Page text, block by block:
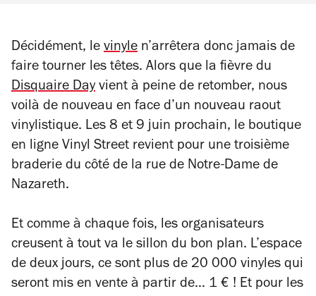
Décidément, le vinyle n’arrêtera donc jamais de
faire tourner les têtes. Alors que la fièvre du
Disquaire Dayvient à peine de retomber, nous
voilà de nouveau en face d’un nouveau raout
vinylistique. Les 8 et 9 juin prochain, le boutique
en ligne Vinyl Street revient pour une troisième
braderie du côté de la rue de Notre-Dame de
Nazareth.
Et comme à chaque fois, les organisateurs
creusent à tout va le sillon du bon plan. L’espace
de deux jours, ce sont plus de 20 000 vinyles qui
seront mis en vente à partir de… 1 € ! Et pour les